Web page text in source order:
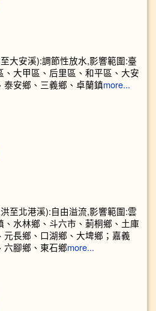
大安溪):調節性放水,影響範圍:臺
、大甲區、后里區、和平區、大安
安鄉、三義鄉、卓蘭鎮more...
至北港溪):自由溢流,影響範圍:雲
水林鄉、斗六市、莿桐鄉、土庫
長鄉、口湖鄉、大埤鄉；嘉義
六腳鄉、東石鄉more...